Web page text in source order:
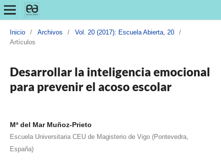
Inicio / Archivos / Vol. 20 (2017): Escuela Abierta, 20
/
Artículos
Desarrollar la inteligencia emocional
para prevenir el acoso escolar
Mª del Mar Muñoz-Prieto
Escuela Universitaria CEU de Magisterio de Vigo (Pontevedra,
España)